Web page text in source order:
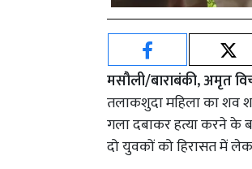
मसौली/बाराबंकी, अमृत
तलाकशुदा महिला का शव
गला दबाकर हत्या करने के
दो युवकों को हिरासत में